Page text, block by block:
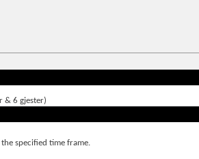
& 6 gjester)
specified time frame.